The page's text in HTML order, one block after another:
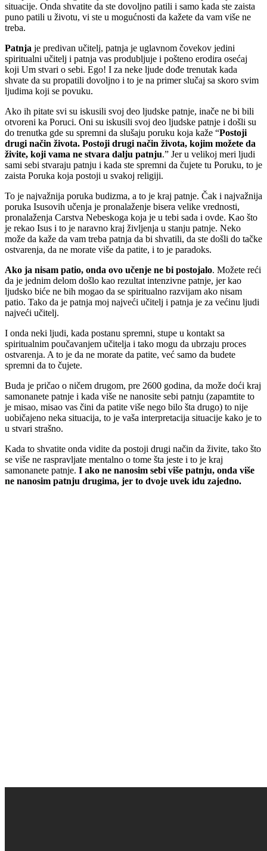
situacije. Onda shvatite da ste dovoljno patili i samo kada ste zaista
puno patili u životu, vi ste u mogućnosti da kažete da vam više ne
treba.
Patnja je predivan učitelj, patnja je uglavnom čovekov jedini
spiritualni učitelj i patnja vas produbljuje i pošteno erodira osećaj
koji Um stvari o sebi. Ego! I za neke ljude dođe trenutak kada
shvate da su propatili dovoljno i to je na primer slučaj sa skoro svim
ljudima koji se povuku.
Ako ih pitate svi su iskusili svoj deo ljudske patnje, inače ne bi bili
otvoreni ka Poruci. Oni su iskusili svoj deo ljudske patnje i došli su
do trenutka gde su spremni da slušaju poruku koja kaže “Postoji
drugi način života. Postoji drugi način života, kojim možete da
živite, koji vama ne stvara dalju patnju.” Jer u velikoj meri ljudi
sami sebi stvaraju patnju i kada ste spremni da čujete tu Poruku, to je
zaista Poruka koja postoji u svakoj religiji.
To je najvažnija poruka budizma, a to je kraj patnje. Čak i najvažnija
poruka Isusovih učenja je pronalaženje bisera velike vrednosti,
pronalaženja Carstva Nebeskoga koja je u tebi sada i ovde. Kao što
je rekao Isus i to je naravno kraj življenja u stanju patnje. Neko
može da kaže da vam treba patnja da bi shvatili, da ste došli do tačke
ostvarenja, da ne morate više da patite, i to je paradoks.
Ako ja nisam patio, onda ovo učenje ne bi postojalo. Možete reći
da je jednim delom došlo kao rezultat intenzivne patnje, jer kao
ljudsko biće ne bih mogao da se spiritualno razvijam ako nisam
patio. Tako da je patnja moj najveći učitelj i patnja je za većinu ljudi
najveći učitelj.
I onda neki ljudi, kada postanu spremni, stupe u kontakt sa
spiritualnim poučavanjem učitelja i tako mogu da ubrzaju proces
ostvarenja. A to je da ne morate da patite, već samo da budete
spremni da to čujete.
Buda je pričao o ničem drugom, pre 2600 godina, da može doći kraj
samonanete patnje i kada više ne nanosite sebi patnju (zapamtite to
je misao, misao vas čini da patite više nego bilo šta drugo) to nije
uobičajeno neka situacija, to je vaša interpretacija situacije kako je to
u stvari strašno.
Kada to shvatite onda vidite da postoji drugi način da živite, tako što
se više ne raspravljate mentalno o tome šta jeste i to je kraj
samonanete patnje. I ako ne nanosim sebi više patnju, onda više
ne nanosim patnju drugima, jer to dvoje uvek idu zajedno.